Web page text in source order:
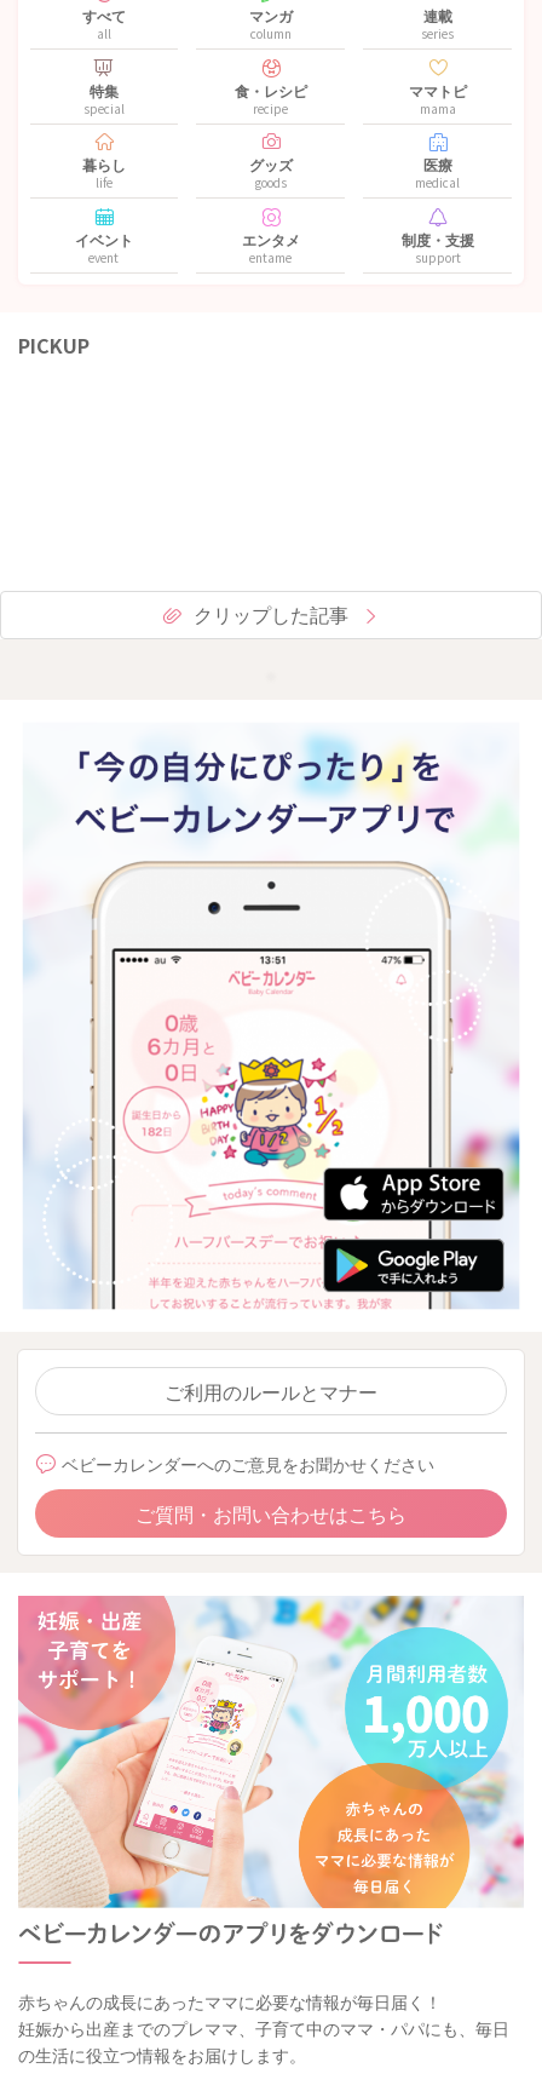
すべて
all
マンガ
column
連載
series
特集
special
食・レシピ
recipe
ママトピ
mama
暮らし
life
グッズ
goods
医療
medical
イベント
event
エンタメ
entame
制度・支援
support
PICKUP
クリップした記事
ご利用のルールとマナー
ベビーカレンダーへのご意見をお聞かせください
ご質問・お問い合わせはこちら
赤ちゃんの成長にあったママに必要な情報が毎日届く！
妊娠から出産までのプレママ、子育て中のママ・パパにも、毎日
の生活に役立つ情報をお届けします。